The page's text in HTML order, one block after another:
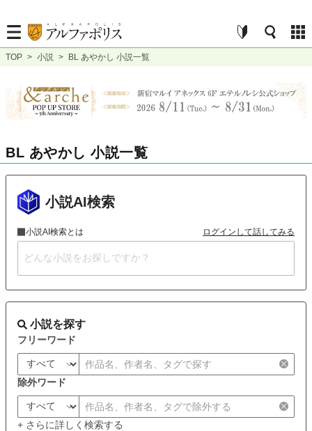
TOP > 小説 > BL あやかし 小説一覧
BL あやかし 小説一覧
小説AI検索
小説AI検索とは ログインして話してみる
小説を探す
フリーワード
除外ワード
+ さらに詳しく検索する